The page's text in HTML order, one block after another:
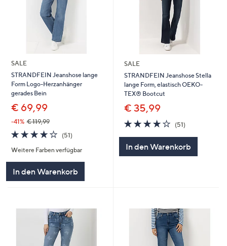
SALE
STRANDFEIN Jeanshose lange
Form Logo-Herzanhänger
gerades Bein
€ 69,99
-41% € 119,99
4.1
von
5
(51)
Weitere Farben verfügbar
In den Warenkorb
SALE
STRANDFEIN Jeanshose Stella
lange Form, elastisch OEKO-
TEX® Bootcut
€ 35,99
4.1
von
(51)
In den Warenkorb